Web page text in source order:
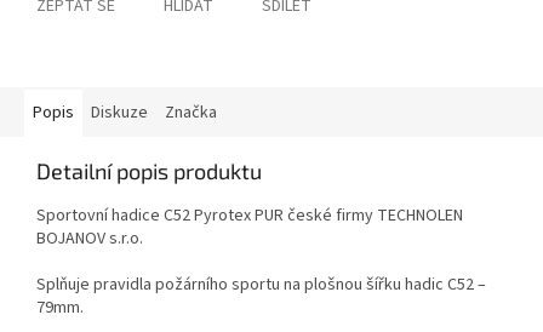
ZEPTAT SE HLÍDAT SDÍLET
Popis Diskuze Značka
Detailní popis produktu
Sportovní hadice C52 Pyrotex PUR české firmy TECHNOLEN
BOJANOV s.r.o.
Splňuje pravidla požárního sportu na plošnou šířku hadic C52 –
79mm.